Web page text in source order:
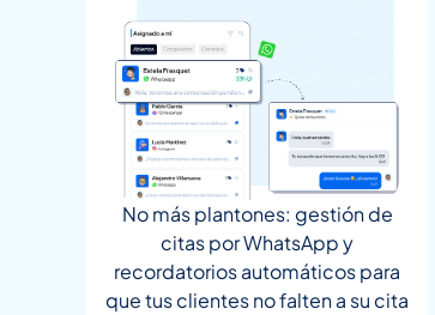
No más plantones: gestión de
citas por WhatsApp y
recordatorios automáticos para
que tus clientes no falten a su cita